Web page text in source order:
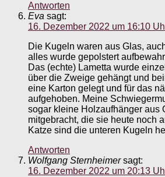
Antworten
Eva sagt:
16. Dezember 2022 um 16:10
Die Kugeln waren aus Glas,
alles wurde gepolstert
Das (echte) Lametta wurde
über die Zweige gehängt und
eine Karton gelegt und für das
aufgehoben. Meine
sogar kleine Holzaufhänger aus
mitgebracht, die sie heute noch
Katze sind die unteren Kugeln
Antworten
Wolfgang Sternheimer sagt:
16. Dezember 2022 um 20:13